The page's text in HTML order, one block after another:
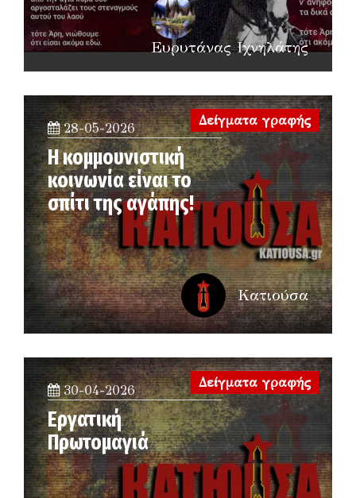
Ευρυτάνας Ιχνηλάτης
28-05-2026
Η κομμουνιστική
κοινωνία είναι το
σπίτι της αγάπης!
Δείγματα γραφής
Κατιούσα
30-04-2026
Εργατική
Πρωτομαγιά
Δείγματα γραφής